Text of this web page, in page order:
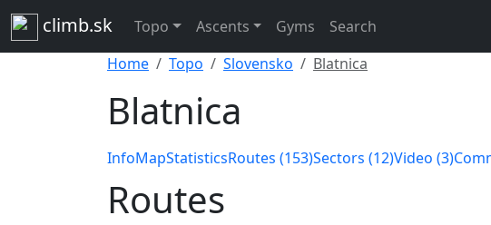
climb.sk Topo Ascents Gyms Search
Home
Topo Slovensko Blatnica
Blatnica
InfoMapStatisticsRoutes (153)Sectors (12)Video (3)
Routes